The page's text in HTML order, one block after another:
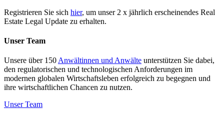
Registrieren Sie sich hier, um unser 2 x jährlich erscheinendes Real
Estate Legal Update zu erhalten.
Unser Team
Unsere über 150 Anwältinnen und Anwälte unterstützen Sie dabei,
den regulatorischen und technologischen Anforderungen im
modernen globalen Wirtschaftsleben erfolgreich zu begegnen und
ihre wirtschaftlichen Chancen zu nutzen.
Unser Team